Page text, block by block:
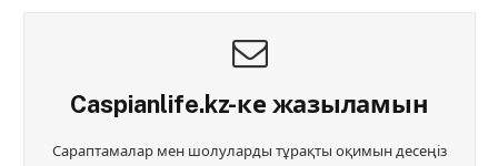
Caspianlife.kz-ке жазыламын
Сараптамалар мен шолуларды тұрақты оқимын десеңіз